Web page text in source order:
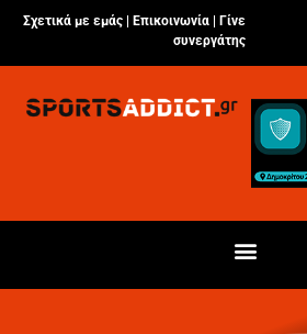
Σχετικά με εμάς | Επικοινωνία
Γίνε
συνεργάτης